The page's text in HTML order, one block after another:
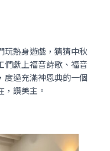
玩熱身遊戲，猜猜中秋
們獻上福音詩歌、福音
度過充滿神恩典的一個
讚美主。